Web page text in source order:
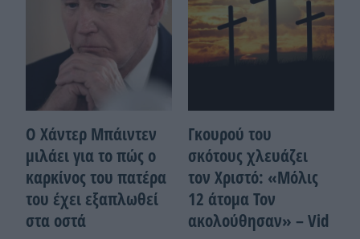
Ο Χάντερ Μπάιντεν
μιλάει για το πώς ο
καρκίνος του πατέρα
του έχει εξαπλωθεί
στα οστά
Γκουρού του
σκότους χλευάζει
τον Χριστό: «Μόλις
12 άτομα Τον
ακολούθησαν» – Vid